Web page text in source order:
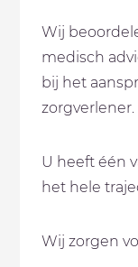
Wij
medisch
bij het
zorgverlener.
U heeft één
het hele
Wij zorgen